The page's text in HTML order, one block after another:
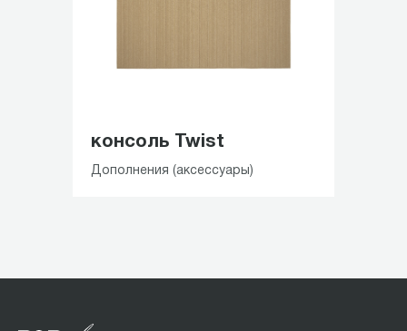
консоль Twist
Дополнения (аксессуары)